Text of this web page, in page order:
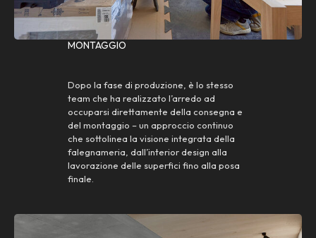
MONTAGGIO
Dopo la fase di produzione, è lo stesso
team che ha realizzato l’arredo ad
occuparsi direttamente della consegna e
del montaggio – un approccio continuo
che sottolinea la visione integrata della
falegnameria, dall’interior design alla
lavorazione delle superfici fino alla posa
finale.